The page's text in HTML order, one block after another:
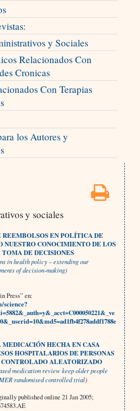
y Sociales
Relacionados Con
Cronicas
Con Terapias
los Autores y
y sociales
REEMBOLSOS EN POLÍTICA DE
NUESTRO CONOCIMIENTO DE LOS
DE DECISIONES
in health policy – extending our
of decision-making)
Press” en:
science?
HECHA EN CASA
HOSPITALARIOS DE PERSONAS
CONTROLADO ALEATORIZADO
medication review keep older people
randomised controlled trial)
published online 21 Jan 2005;